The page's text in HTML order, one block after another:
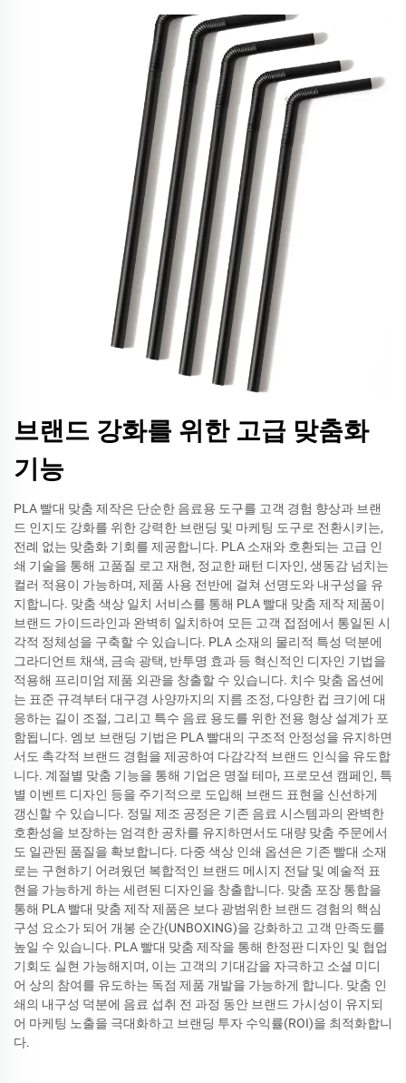
브랜드 강화를 위한 고급 맞춤화
기능
PLA 빨대 맞춤 제작은 단순한 음료용 도구를 고객 경험 향상과 브랜
드 인지도 강화를 위한 강력한 브랜딩 및 마케팅 도구로 전환시키는,
전례 없는 맞춤화 기회를 제공합니다. PLA 소재와 호환되는 고급 인
쇄 기술을 통해 고품질 로고 재현, 정교한 패턴 디자인, 생동감 넘치는
컬러 적용이 가능하며, 제품 사용 전반에 걸쳐 선명도와 내구성을 유
지합니다. 맞춤 색상 일치 서비스를 통해 PLA 빨대 맞춤 제작 제품이
브랜드 가이드라인과 완벽히 일치하여 모든 고객 접점에서 통일된 시
각적 정체성을 구축할 수 있습니다. PLA 소재의 물리적 특성 덕분에
그라디언트 채색, 금속 광택, 반투명 효과 등 혁신적인 디자인 기법을
적용해 프리미엄 제품 외관을 창출할 수 있습니다. 치수 맞춤 옵션에
는 표준 규격부터 대구경 사양까지의 지름 조정, 다양한 컵 크기에 대
응하는 길이 조절, 그리고 특수 음료 용도를 위한 전용 형상 설계가 포
함됩니다. 엠보 브랜딩 기법은 PLA 빨대의 구조적 안정성을 유지하면
서도 촉각적 브랜드 경험을 제공하여 다감각적 브랜드 인식을 유도합
니다. 계절별 맞춤 기능을 통해 기업은 명절 테마, 프로모션 캠페인, 특
별 이벤트 디자인 등을 주기적으로 도입해 브랜드 표현을 신선하게
갱신할 수 있습니다. 정밀 제조 공정은 기존 음료 시스템과의 완벽한
호환성을 보장하는 엄격한 공차를 유지하면서도 대량 맞춤 주문에서
도 일관된 품질을 확보합니다. 다중 색상 인쇄 옵션은 기존 빨대 소재
로는 구현하기 어려웠던 복합적인 브랜드 메시지 전달 및 예술적 표
현을 가능하게 하는 세련된 디자인을 창출합니다. 맞춤 포장 통합을
통해 PLA 빨대 맞춤 제작 제품은 보다 광범위한 브랜드 경험의 핵심
구성 요소가 되어 개봉 순간(UNBOXING)을 강화하고 고객 만족도를
높일 수 있습니다. PLA 빨대 맞춤 제작을 통해 한정판 디자인 및 협업
기회도 실현 가능해지며, 이는 고객의 기대감을 자극하고 소셜 미디
어 상의 참여를 유도하는 독점 제품 개발을 가능하게 합니다. 맞춤 인
쇄의 내구성 덕분에 음료 섭취 전 과정 동안 브랜드 가시성이 유지되
어 마케팅 노출을 극대화하고 브랜딩 투자 수익률(ROI)을 최적화합니
다.